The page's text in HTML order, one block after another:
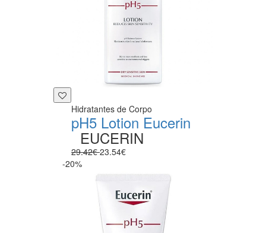
Hidratantes de Corpo
pH5 Lotion Eucerin
EUCERIN
29.42€23.54€
-20%